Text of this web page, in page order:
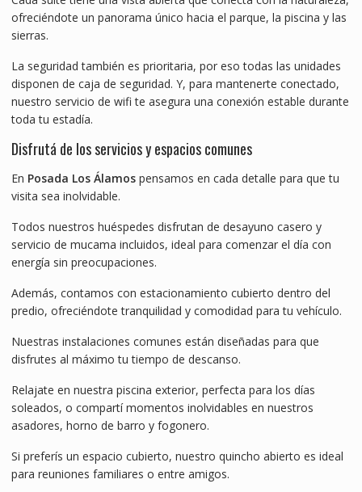
ofreciéndote un panorama único hacia el parque, la piscina y las
sierras.
La seguridad también es prioritaria, por eso todas las unidades
disponen de caja de seguridad. Y, para mantenerte conectado,
nuestro servicio de wifi te asegura una conexión estable durante
toda tu estadía.
Disfrutá de los servicios y espacios comunes
En Posada Los Álamospensamos en cada detalle para que tu
visita sea inolvidable.
Todos nuestros huéspedes disfrutan de desayuno casero y
servicio de mucama incluidos, ideal para comenzar el día con
energía sin preocupaciones.
Además, contamos con estacionamiento cubierto dentro del
predio, ofreciéndote tranquilidad y comodidad para tu vehículo.
Nuestras instalaciones comunes están diseñadas para que
disfrutes al máximo tu tiempo de descanso.
Relajate en nuestra piscina exterior, perfecta para los días
soleados, o compartí momentos inolvidables en nuestros
asadores, horno de barro y fogonero.
Si preferís un espacio cubierto, nuestro quincho abierto es ideal
para reuniones familiares o entre amigos.